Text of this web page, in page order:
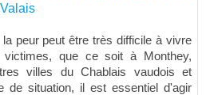
peur peut être très difficile à vivre
que ce soit à Monthey,
villes du Chablais vaudois et
de situation, il est essentiel d'agir